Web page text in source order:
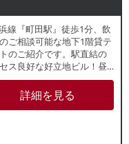
線『町田駅』徒歩1分、飲
ご相談可能な地下1階貸テ
のご紹介です。駅直結の
ス良好な好立地ビル！昼
ず賑わいがあり、集客が
めます。諸条件等、お気軽
問合せください。
詳細を見る